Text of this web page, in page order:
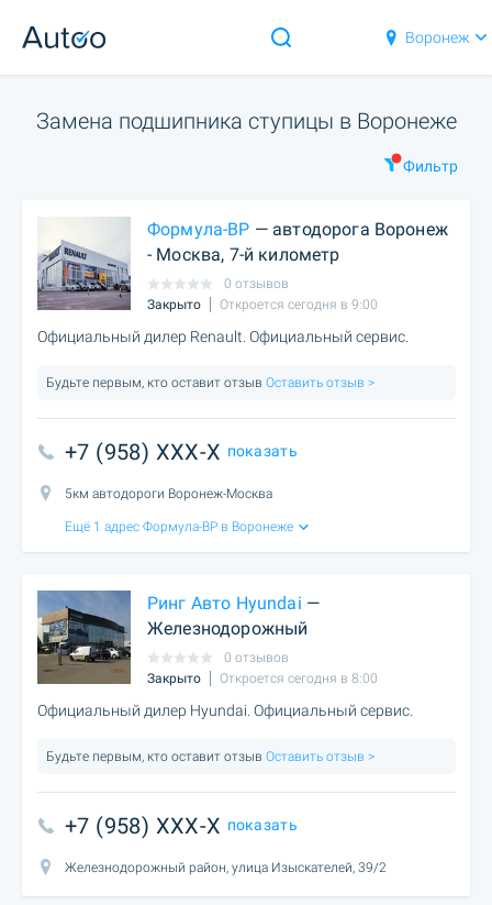
Воронеж
Замена подшипника ступицы в Воронеже
Фильтр
Формула-ВР — автодорога Воронеж
- Москва, 7-й километр
0 отзывов
Закрыто
Откроется сегодня в 9:00
Официальный дилер Renault. Официальный сервис.
Будьте первым, кто оставит отзыв Оставить отзыв >
+7 (958) XXX-X показать
5км автодороги Воронеж-Москва
Ещё 1 адрес Формула-ВР в Воронеже
Ринг Авто Hyundai —
Железнодорожный
0 отзывов
Закрыто
Откроется сегодня в 8:00
Официальный дилер Hyundai. Официальный сервис.
Будьте первым, кто оставит отзыв Оставить отзыв >
+7 (958) XXX-X показать
Железнодорожный район, улица Изыскателей, 39/2